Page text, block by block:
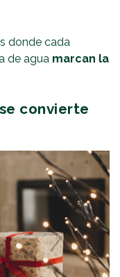
donde cada
de agua marcan la
convierte